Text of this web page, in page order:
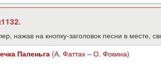
нажав на кнопку-заголовок песни в месте,
Паленьга (А. Фаттах – О. Фокина)